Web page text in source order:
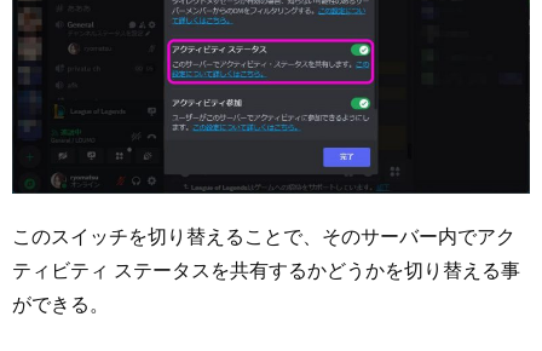
このスイッチを切り替えることで、そのサーバー内でアク
ティビティ ステータスを共有するかどうかを切り替える事
ができる。